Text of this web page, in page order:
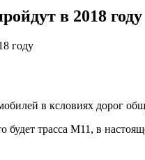
в 2018 году
году
в ксловиях дорог
будет трасса М11, в